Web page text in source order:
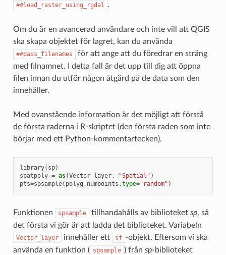
##load_raster_using_rgdal .
Om du är en avancerad användare och inte vill att QGIS
ska skapa objektet för lagret, kan du använda
##pass_filenames
för att ange att du föredrar en sträng
med filnamnet. I detta fall är det upp till dig att öppna
filen innan du utför någon åtgärd på de data som den
innehåller.
Med ovanstående information är det möjligt att förstå
de första raderna i R-skriptet (den första raden som inte
börjar med ett Python-kommentartecken).
library( sp)
spatpoly = as(Vector_layer, "Spatial" )
pts=spsample( polyg , numpoints ,type="random" )
Funktionen spsample tillhandahålls av biblioteket sp, så
det första vi gör är att ladda det biblioteket. Variabeln
Vector_layer innehåller ett sf -objekt. Eftersom vi ska
använda en funktion ( spsample ) från sp-biblioteket